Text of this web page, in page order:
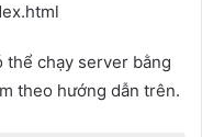
chạy server bằng
theo hướng dẫn trên.